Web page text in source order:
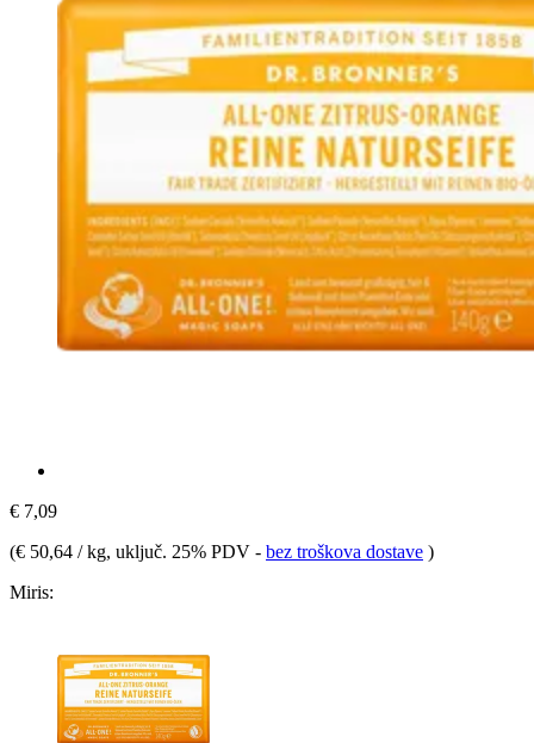
€ 7,09
(€ 50,64 / kg, uključ. 25% PDV - bez troškova dostave )
Miris: